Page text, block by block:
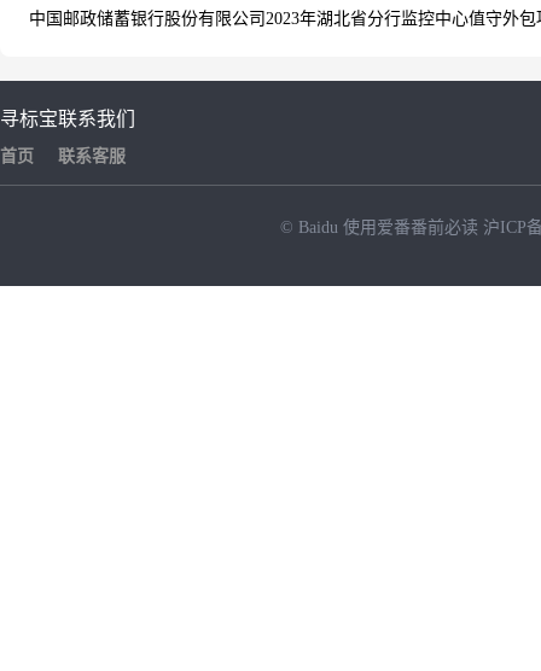
中国邮政储蓄银行股份有限公司2023年湖北省分行监控中心值守外
寻标宝
首页
联系我们
联系客服
© Baidu 使用爱番番前必读 沪ICP